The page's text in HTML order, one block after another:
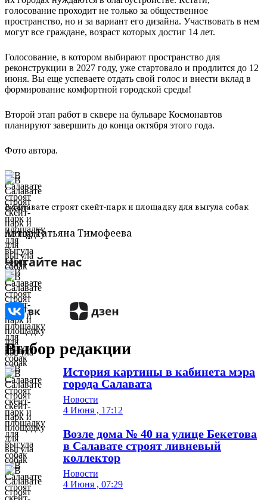
голосование проходит не только за общественное
пространство, но и за вариант его дизайна. Участвовать в нем
могут все граждане, возраст которых достиг 14 лет.
Голосование, в котором выбирают пространство для
реконструкции в 2027 году, уже стартовало и продлится до 12
июня. Вы еще успеваете отдать свой голос и внести вклад в
формирование комфортной городской среды!
Второй этап работ в сквере на бульваре Космонавтов
планируют завершить до конца октября этого года.
Фото автора.
В Салавате строят скейт-парк и площадку для выгула собак
Автор:Татьяна Тимофеева
Читайте нас
Выбор редакции
История картины в кабинета мэра
города Салавата
Новости
4 Июня , 17:12
Возле дома № 40 на улице Бекетова
в Салавате строят ливневый
коллектор
Новости
4 Июня , 07:29